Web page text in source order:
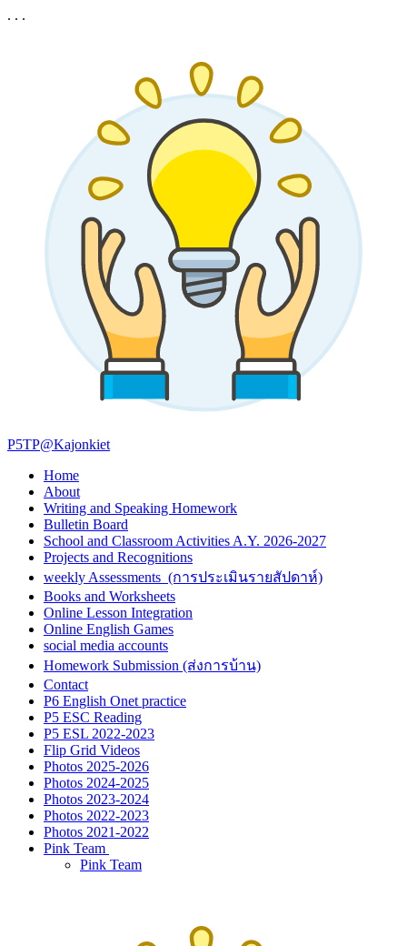
. . .
P5TP@Kajonkiet
Home
About
Writing and Speaking Homework
Bulletin Board
School and Classroom Activities A.Y. 2026-2027
Projects and Recognitions
weekly Assessments (การประเมินรายสัปดาห์)
Books and Worksheets
Online Lesson Integration
Online English Games
social media accounts
Homework Submission (ส่งการบ้าน)
Contact
P6 English Onet practice
P5 ESC Reading
P5 ESL 2022-2023
Flip Grid Videos
Photos 2025-2026
Photos 2024-2025
Photos 2023-2024
Photos 2022-2023
Photos 2021-2022
Pink Team
Pink Team